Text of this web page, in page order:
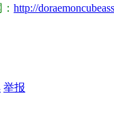
http://
举报